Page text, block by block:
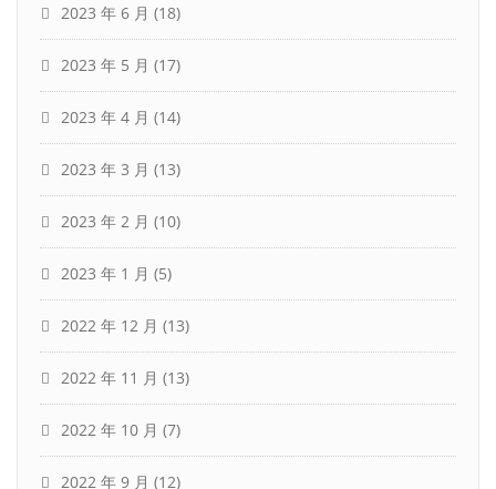
2023 年 6 月 (18)
2023 年 5 月 (17)
2023 年 4 月 (14)
2023 年 3 月 (13)
2023 年 2 月 (10)
2023 年 1 月 (5)
2022 年 12 月 (13)
2022 年 11 月 (13)
2022 年 10 月 (7)
2022 年 9 月 (12)